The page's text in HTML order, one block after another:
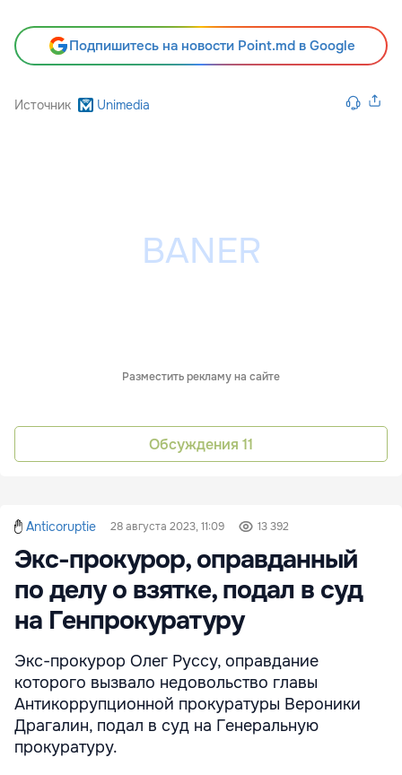
Подпишитесь на новости Point.md в Google
Источник Unimedia
Разместить рекламу на сайте
Обсуждения 11
Anticoruptie 28 августа 2023, 11:09 13 392
Экс-прокурор, оправданный
по делу о взятке, подал в суд
на Генпрокуратуру
Экс-прокурор Олег Руссу, оправдание
которого вызвало недовольство главы
Антикоррупционной прокуратуры Вероники
Драгалин, подал в суд на Генеральную
прокуратуру.